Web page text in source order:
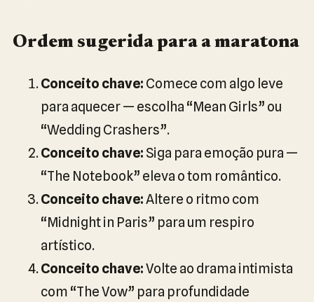
Ordem sugerida para a maratona
Conceito chave: Comece com algo leve
para aquecer — escolha “Mean Girls” ou
“Wedding Crashers”.
Conceito chave: Siga para emoção pura —
“The Notebook” eleva o tom romântico.
Conceito chave:Altere o ritmo com
“Midnight in Paris” para um respiro
artístico.
Conceito chave:Volte ao drama intimista
com “The Vow” para profundidade